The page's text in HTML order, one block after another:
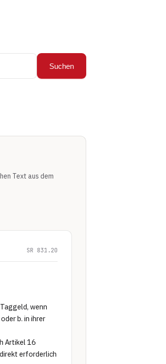
Suchen
Text aus dem
SR 831.20
wenn
b. in ihrer
Artikel 16
erforderlich